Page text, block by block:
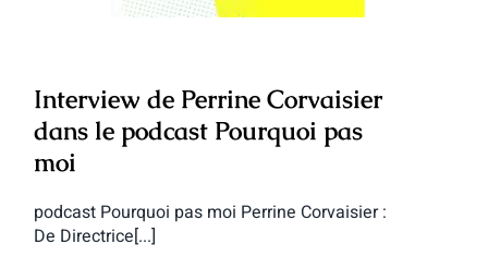
Interview de Perrine Corvaisier
dans le podcast Pourquoi pas
moi
podcast Pourquoi pas moi Perrine Corvaisier :
De Directrice[...]